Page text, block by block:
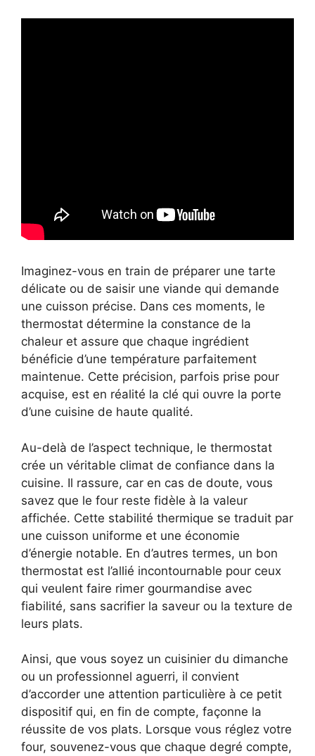
Imaginez-vous en train de préparer une tarte
délicate ou de saisir une viande qui demande
une cuisson précise. Dans ces moments, le
thermostat détermine la constance de la
chaleur et assure que chaque ingrédient
bénéficie d’une température parfaitement
maintenue. Cette précision, parfois prise pour
acquise, est en réalité la clé qui ouvre la porte
d’une cuisine de haute qualité.
Au-delà de l’aspect technique, le thermostat
crée un véritable climat de confiance dans la
cuisine. Il rassure, car en cas de doute, vous
savez que le four reste fidèle à la valeur
affichée. Cette stabilité thermique se traduit par
une cuisson uniforme et une économie
d’énergie notable. En d’autres termes, un bon
thermostat est l’allié incontournable pour ceux
qui veulent faire rimer gourmandise avec
fiabilité, sans sacrifier la saveur ou la texture de
leurs plats.
Ainsi, que vous soyez un cuisinier du dimanche
ou un professionnel aguerri, il convient
d’accorder une attention particulière à ce petit
dispositif qui, en fin de compte, façonne la
réussite de vos plats. Lorsque vous réglez votre
four, souvenez-vous que chaque degré compte,